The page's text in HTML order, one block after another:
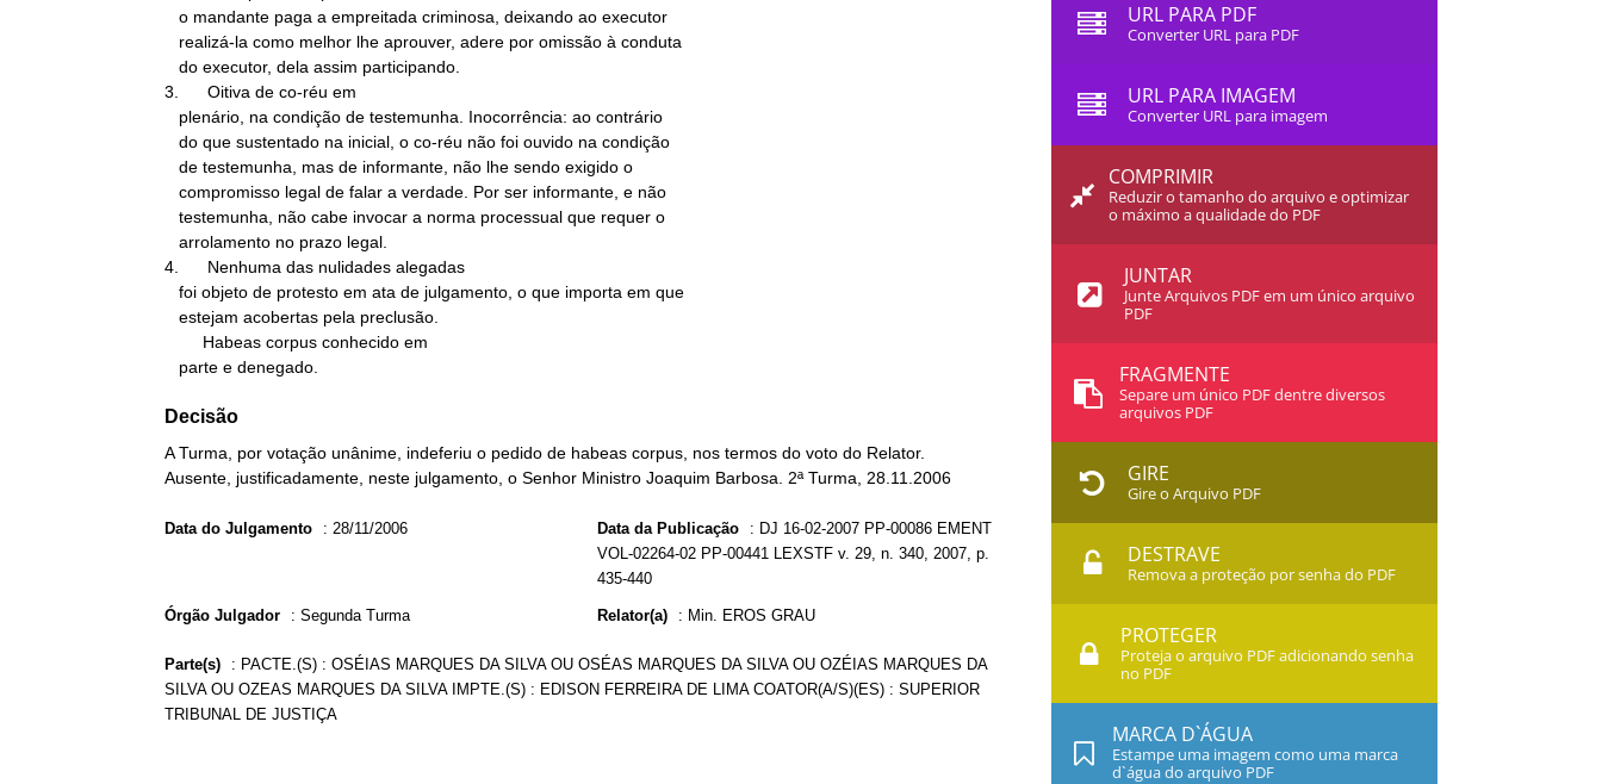
3.      Oitiva de co-réu em
4.      Nenhuma das nulidades alegadas
   parte e denegado.
Decisão
A Turma, por votação unânime, indeferiu o pedido de habeas corpus, nos termos do voto do Relator.
Ausente, justificadamente, neste julgamento, o Senhor Ministro Joaquim Barbosa. 2ª Turma, 28.11.2006
Data do Julgamento : 28/11/2006 Data da Publicação : DJ 16-02-2007 PP-00086 EMENT
VOL-02264-02 PP-00441 LEXSTF v. 29, n. 340, 2007, p.
435-440
Órgão Julgador : Segunda Turma Relator(a) : Min. EROS GRAU
Parte(s) : PACTE.(S) : OSÉIAS MARQUES DA SILVA OU OSÉAS MARQUES DA SILVA OU OZÉIAS MARQUES DA
SILVA OU OZEAS MARQUES DA SILVA IMPTE.(S) : EDISON FERREIRA DE LIMA COATOR(A/S)(ES) : SUPERIOR
TRIBUNAL DE JUSTIÇA
URL PARA PDF
Converter URL para PDF
URL PARA IMAGEM
Converter URL para imagem
COMPRIMIR
Reduzir o tamanho do arquivo e optimizar
o máximo a qualidade do PDF
JUNTAR
Junte Arquivos PDF em um único arquivo
PDF
FRAGMENTE
Separe um único PDF dentre diversos
arquivos PDF
GIRE
Gire o Arquivo PDF
DESTRAVE
Remova a proteção por senha do PDF
PROTEGER
Proteja o arquivo PDF adicionando senha
no PDF
MARCA D`ÁGUA
Estampe uma imagem como uma marca
d`água do arquivo PDF